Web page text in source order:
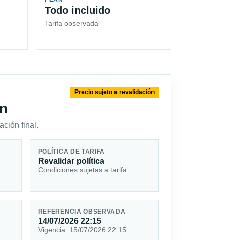
Todo incluido
Tarifa observada
final.
Precio sujeto a revalidación
POLÍTICA DE TARIFA
Revalidar política
Condiciones sujetas a tarifa
REFERENCIA OBSERVADA
14/07/2026 22:15
Vigencia: 15/07/2026 22:15